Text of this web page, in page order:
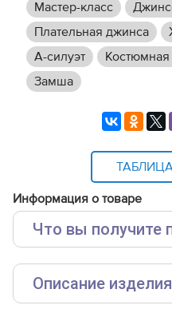
Мастер-класс
Плательная джинса
А-силуэт
Костюмная
Замша
Информация о товаре
Что вы получите
Выкройка PDF для
плоттере A0 с
от выбора формата
Описание изделия